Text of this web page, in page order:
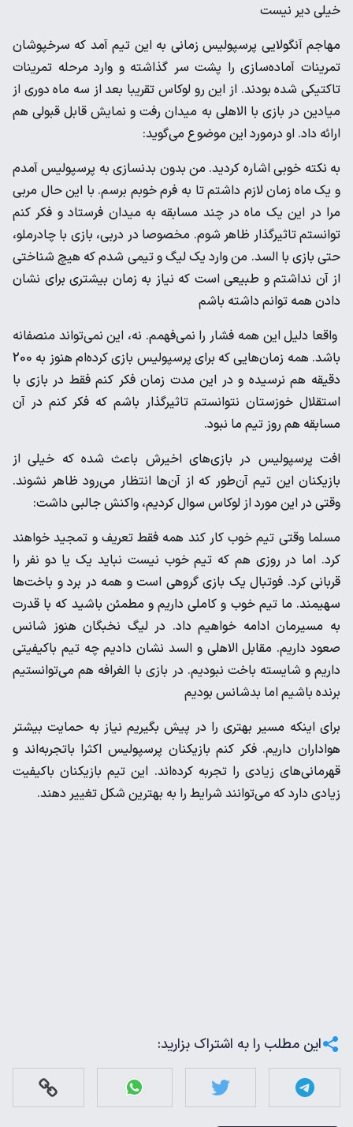
خیلی دیر نیست
مهاجم آنگولایی پرسپولیس زمانی به این تیم آمد که سرخپوشان
تمرینات آماده‌سازی را پشت سر گذاشته ‌و وارد مرحله تمرینات
تاکتیکی شده بودند. از این رو لوکاس تقریبا بعد از سه ماه دوری از
میادین در بازی با الاهلی به میدان رفت و نمایش قابل قبولی هم
ارائه داد. او در‌مورد این موضوع می‌گوید:
به نکته خوبی اشاره کردید. من بدون بدنسازی به پرسپولیس آمدم
و یک ماه زمان لازم داشتم تا به فرم خوبم برسم. با این حال مربی
مرا در این یک ماه در چند مسابقه به میدان فرستاد و فکر کنم
توانستم تاثیرگذار ظاهر شوم. مخصوصا در دربی، بازی با چادرملو،
حتی بازی با السد. من وارد یک لیگ و تیمی شدم که هیچ شناختی
از آن نداشتم و طبیعی است که نیاز به زمان بیشتری برای نشان
دادن همه توانم داشته باشم
واقعا دلیل این همه فشار را نمی‌فهمم. نه، این نمی‌تواند منصفانه
باشد. همه زمان‌هایی که برای پرسپولیس بازی کرده‌ام هنوز به 200
دقیقه هم نرسیده و در این مدت زمان فکر کنم فقط در بازی با
استقلال خوزستان نتوانستم تاثیرگذار باشم که فکر کنم در آن
مسابقه هم روز تیم ما نبود.
افت پرسپولیس در بازی‌های اخیرش باعث شده که خیلی از
بازیکنان این تیم آن‌طور که از آن‌ها انتظار می‌رود ظاهر نشوند.
وقتی در این مورد از لوکاس سوال کردیم، واکنش جالبی داشت:
مسلما وقتی تیم خوب کار کند همه فقط تعریف و تمجید خواهند
کرد. اما در روزی هم که تیم خوب نیست نباید یک یا دو نفر را
قربانی کرد. فوتبال یک بازی گروهی است و همه در برد و باخت‌ها
سهیمند. ما تیم خوب و کاملی داریم و مطمئن باشید که با قدرت
به مسیرمان ادامه خواهیم داد. در لیگ نخبگان هنوز شانس
صعود داریم. مقابل الاهلی و السد نشان دادیم چه تیم با‌کیفیتی
داریم و شایسته باخت نبودیم. در بازی با الغرافه هم می‌توانستیم
برنده باشیم اما بدشانس بودیم
برای اینکه مسیر بهتری را در پیش بگیریم نیاز به حمایت بیشتر
هواداران داریم. فکر کنم بازیکنان پرسپولیس اکثرا با‌تجربه‌اند و
قهرمانی‌های زیادی را تجربه کرده‌اند. این تیم بازیکنان با‌کیفیت
زیادی دارد که می‌توانند شرایط را به بهترین شکل تغییر دهند.
این مطلب را به اشتراک بزارید: